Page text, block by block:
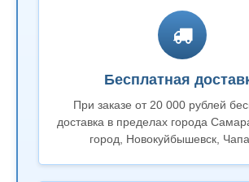
Бесплатная
При заказе от 20 000 рублей
доставка в пределах города
город, Новокуйбышевск,